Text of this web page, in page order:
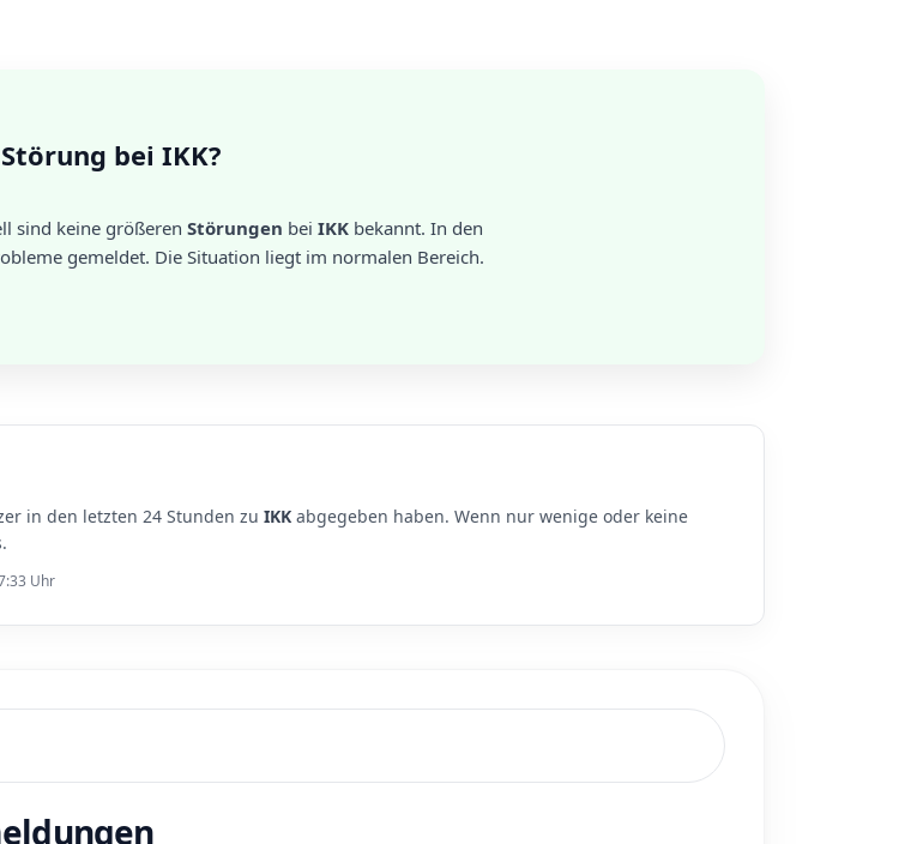
bei IKK?
sind keine größeren Störungen bei IKK bekannt. In den
gemeldet. Die Situation liegt im normalen Bereich.
in den letzten 24 Stunden zu IKK abgegeben haben. Wenn nur wenige oder keine
Uhr